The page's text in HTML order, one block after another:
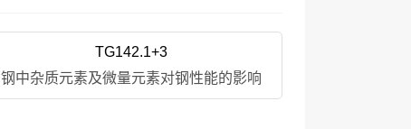
TG142.1+3
钢中杂质元素及微量元素对钢性能的影响